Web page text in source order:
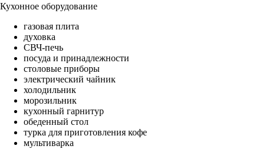
Кухонное оборудование
газовая плита
духовка
СВЧ-печь
посуда и принадлежности
столовые приборы
электрический чайник
холодильник
морозильник
кухонный гарнитур
обеденный стол
турка для приготовления кофе
мультиварка